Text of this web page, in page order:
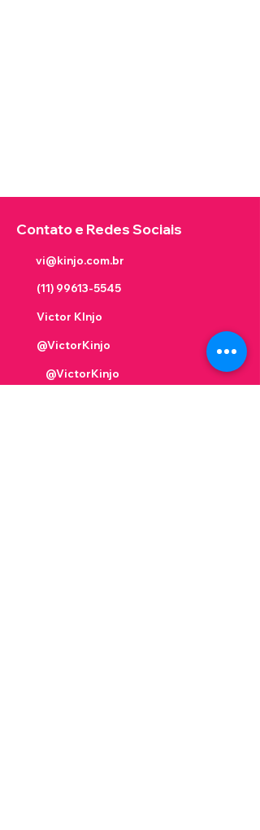
Contato e Redes Sociais
vi@kinjo.com.br
(11) 99613-5545
Victor KInjo
@VictorKinjo
@VictorKinjo